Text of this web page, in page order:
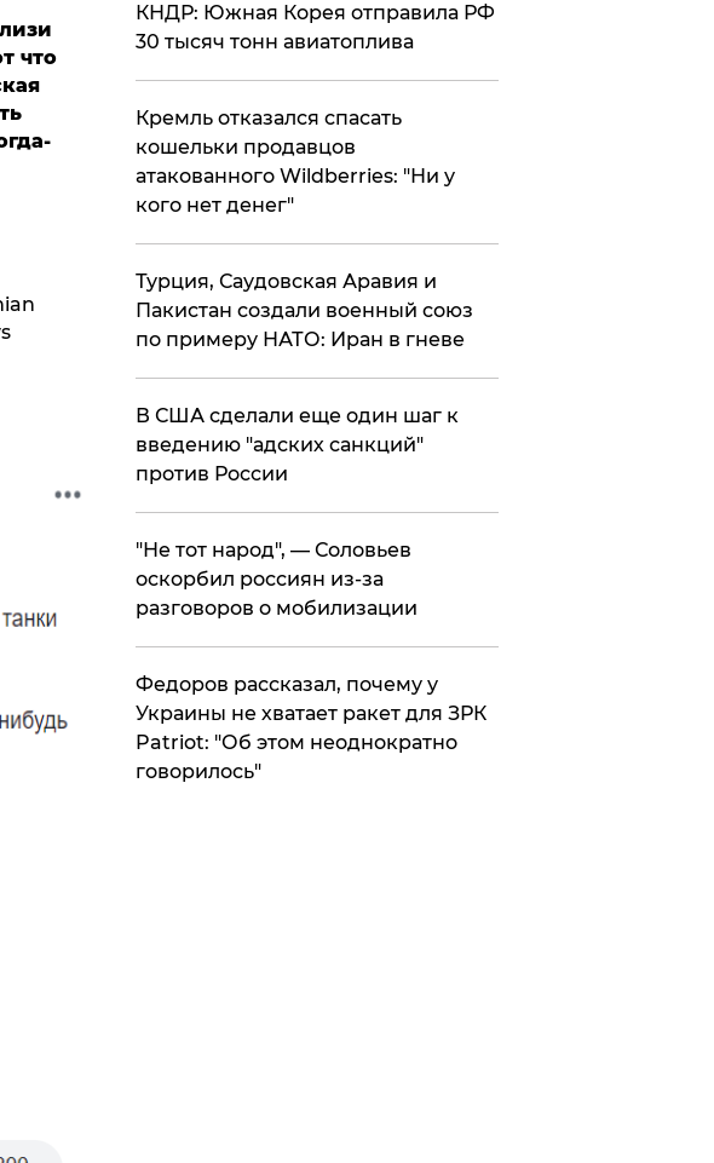
что
КНДР: Южная Корея отправила РФ
30 тысяч тонн авиатоплива
Кремль отказался спасать
кошельки продавцов
атакованного Wildberries: "Ни у
кого нет денег"
Турция, Саудовская Аравия и
Пакистан создали военный союз
по примеру НАТО: Иран в гневе
В США сделали еще один шаг к
введению "адских санкций"
против России
​"Не тот народ", — Соловьев
оскорбил россиян из-за
разговоров о мобилизации
Федоров рассказал, почему у
Украины не хватает ракет для ЗРК
Patriot: "Об этом неоднократно
говорилось"